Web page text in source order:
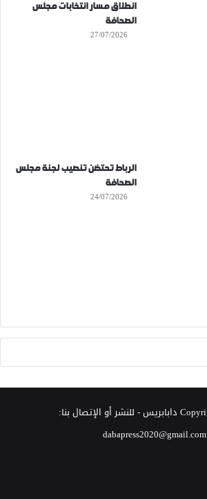
انطلاق مسار انتخابات مجلس
الصحافة
27/07/2026
الرباط تحتضن تنصيب لجنة مجلس
الصحافة
24/07/2026
دابابريس- للنشر أو الإتصال بنا:
dabapress2020@gmail.com